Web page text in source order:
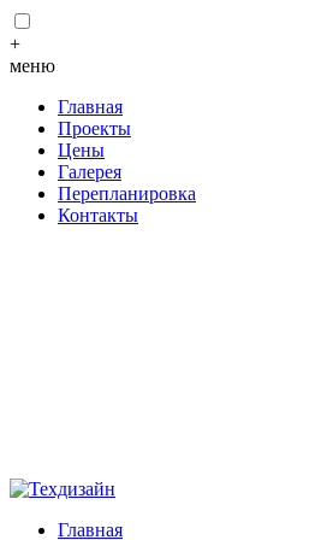
+
меню
Главная
Проекты
Цены
Галерея
Перепланировка
Контакты
Главная